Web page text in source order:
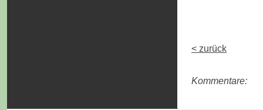
< zurück
Kommentare: